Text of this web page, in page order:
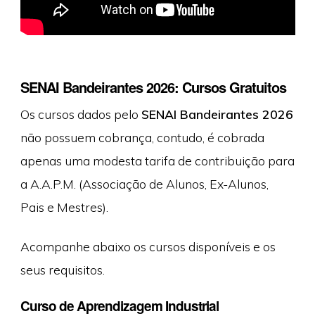
SENAI Bandeirantes 2026: Cursos Gratuitos
Os cursos dados pelo SENAI Bandeirantes 2026
não possuem cobrança, contudo, é cobrada
apenas uma modesta tarifa de contribuição para
a A.A.P.M. (Associação de Alunos, Ex-Alunos,
Pais e Mestres).
Acompanhe abaixo os cursos disponíveis e os
seus requisitos.
Curso de Aprendizagem Industrial